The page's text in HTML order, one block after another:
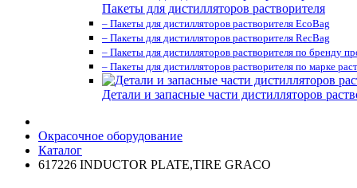
Пакеты для дистилляторов растворителя
– Пакеты для дистилляторов растворителя EcoBag
– Пакеты для дистилляторов растворителя RecBag
– Пакеты для дистилляторов растворителя по бренду
– Пакеты для дистилляторов растворителя по марке
Детали и запасные части дистилляторов
Окрасочное оборудование
Каталог
617226 INDUCTOR PLATE,TIRE GRACO